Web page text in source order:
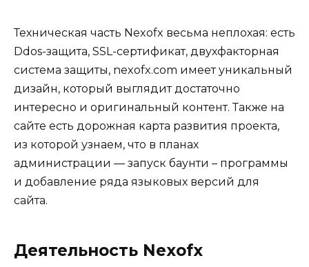
Техническая часть Nexofx весьма неплохая: есть
Ddos-защита, SSL-сертификат, двухфакторная
система защиты, nexofx.com имеет уникальный
дизайн, который выглядит достаточно
интересно и оригинальный контент. Также на
сайте есть дорожная карта развития проекта,
из которой узнаем, что в планах
администрации — запуск баунти – программы
и добавление ряда языковых версий для
сайта.
Деятельность Nexofx